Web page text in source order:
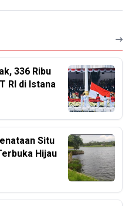
336 Ribu
RI di Istana
Situ
Hijau